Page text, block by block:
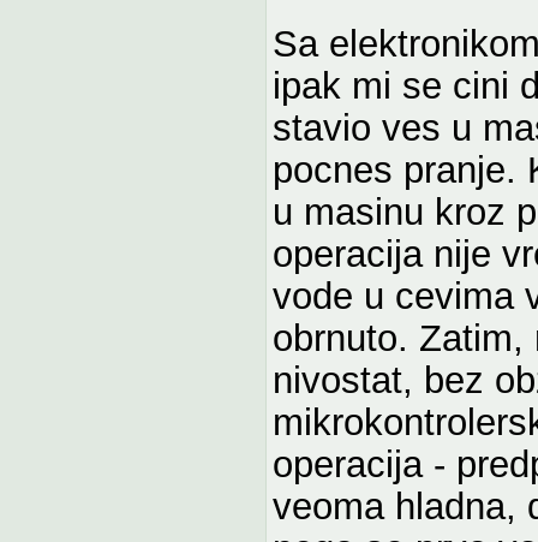
Sa
ipak mi se cini
stavio ves u
pocnes pranje.
u masinu kroz
operacija nije
vode u cevima
obrnuto. Zatim,
nivostat, bez
operacija -
veoma hladna,